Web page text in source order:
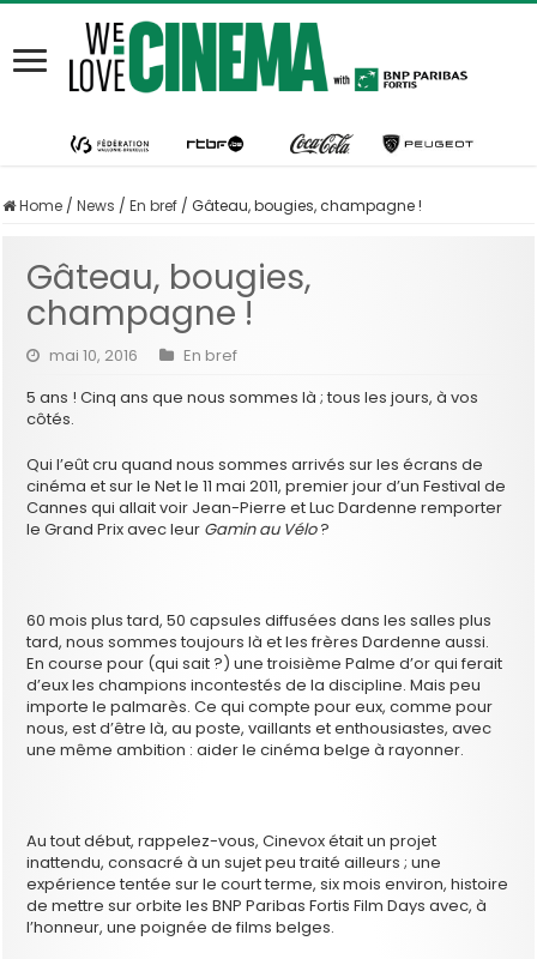
Home / News / En bref / Gâteau, bougies, champagne !
Gâteau, bougies,
champagne !
mai 10, 2016
En bref
5 ans ! Cinq ans que nous sommes là ; tous les jours, à vos
côtés.
Qui l’eût cru quand nous sommes arrivés sur les écrans de
cinéma et sur le Net le 11 mai 2011, premier jour d’un Festival de
Cannes qui allait voir Jean-Pierre et Luc Dardenne remporter
le Grand Prix avec leur Gamin au Vélo?
60 mois plus tard, 50 capsules diffusées dans les salles plus
tard, nous sommes toujours là et les frères Dardenne aussi.
En course pour (qui sait ?) une troisième Palme d’or qui ferait
d’eux les champions incontestés de la discipline. Mais peu
importe le palmarès. Ce qui compte pour eux, comme pour
nous, est d’être là, au poste, vaillants et enthousiastes, avec
une même ambition : aider le cinéma belge à rayonner.
Au tout début, rappelez-vous, Cinevox était un projet
inattendu, consacré à un sujet peu traité ailleurs ; une
expérience tentée sur le court terme, six mois environ, histoire
de mettre sur orbite les BNP Paribas Fortis Film Days avec, à
l’honneur, une poignée de films belges.